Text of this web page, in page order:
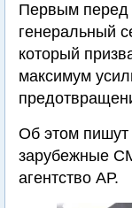
Первым перед
генеральный
который
максимум
Об этом пишут
зарубежные
агентство АР.